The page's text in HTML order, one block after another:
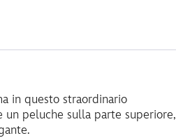
in questo straordinario
un peluche sulla parte superiore,